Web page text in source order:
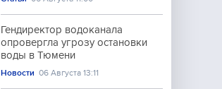
Гендиректор водоканала
опровергла угрозу остановки
воды в Тюмени
Новости 06 Августа 13:11